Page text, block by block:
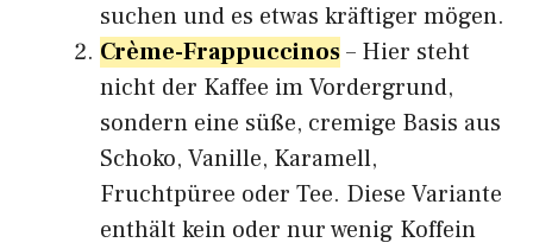
suchen und es etwas kräftiger mögen.
Crème-Frappuccinos– Hier steht
nicht der Kaffee im Vordergrund,
sondern eine süße, cremige Basis aus
Schoko, Vanille, Karamell,
Fruchtpüree oder Tee. Diese Variante
enthält kein oder nur wenig Koffein